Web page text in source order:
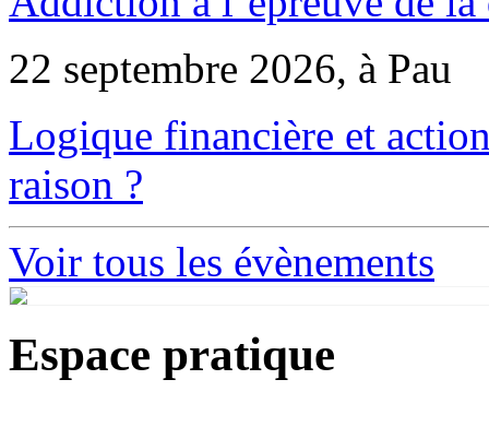
22 septembre 2026, à Pau
Logique financière et
raison ?
Voir tous les évènements
Espace pratique